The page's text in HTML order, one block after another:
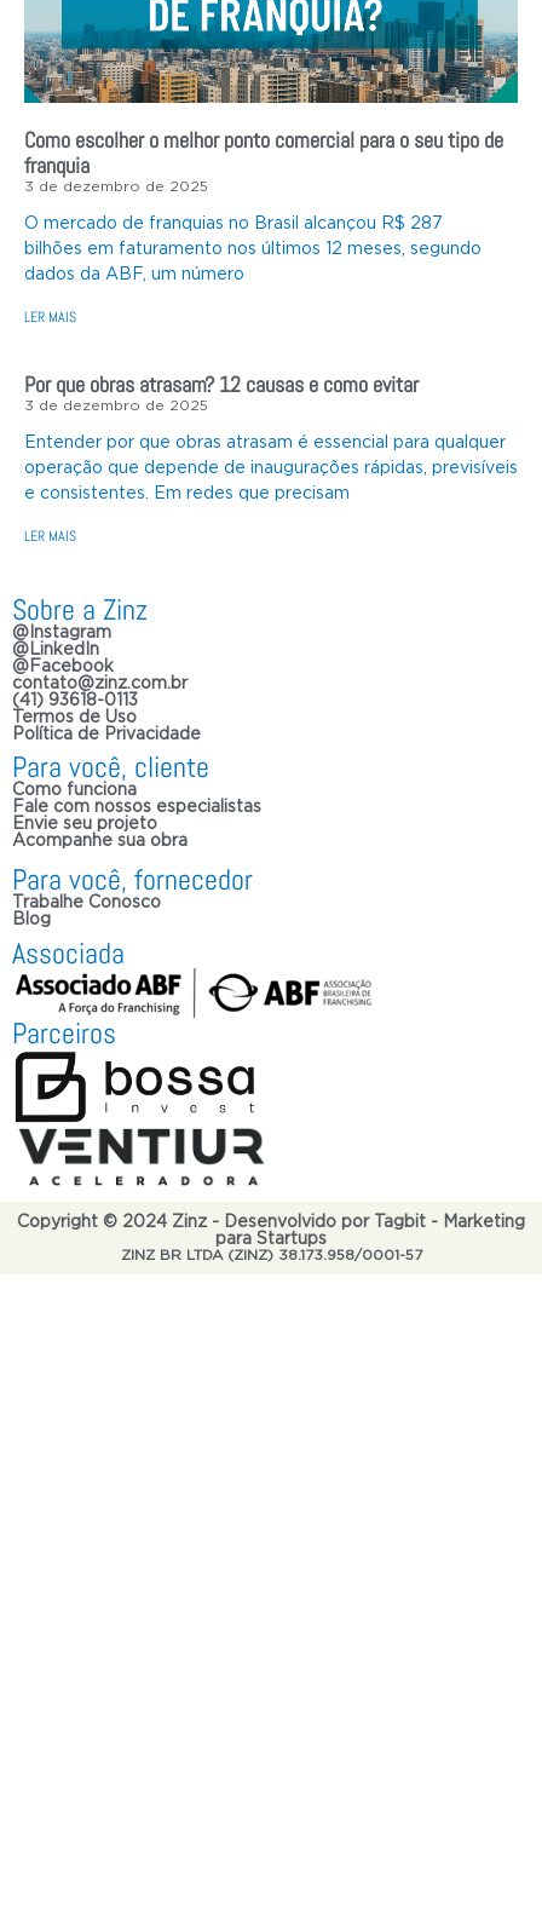
Como escolher o melhor ponto comercial para o seu tipo de
franquia
3 de dezembro de 2025
O mercado de franquias no Brasil alcançou R$ 287
bilhões em faturamento nos últimos 12 meses, segundo
dados da ABF, um número
LER MAIS
Por que obras atrasam? 12 causas e como evitar
3 de dezembro de 2025
Entender por que obras atrasam é essencial para qualquer
operação que depende de inaugurações rápidas, previsíveis
e consistentes. Em redes que precisam
LER MAIS
Sobre a Zinz
@Instagram
@LinkedIn
@Facebook
contato@zinz.com.br
(41) 93618-0113
Termos de Uso
Política de Privacidade
Para você, cliente
Como funciona
Fale com nossos especialistas
Envie seu projeto
Acompanhe sua obra
Para você, fornecedor
Trabalhe Conosco
Blog
Associada
Parceiros
Copyright © 2024 Zinz - Desenvolvido por Tagbit - Marketing
para Startups
ZINZ BR LTDA (ZINZ) 38.173.958/0001-57